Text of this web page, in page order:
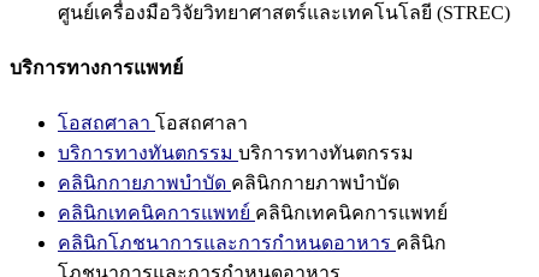
ศูนย์เครื่องมือวิจัยวิทยาศาสตร์และเทคโนโลยี (STREC)
บริการทางการแพทย์
โอสถศาลา โอสถศาลา
บริการทางทันตกรรม บริการทางทันตกรรม
คลินิกกายภาพบำบัด คลินิกกายภาพบำบัด
คลินิกเทคนิคการแพทย์ คลินิกเทคนิคการแพทย์
คลินิกโภชนาการและการกำหนดอาหาร คลินิก